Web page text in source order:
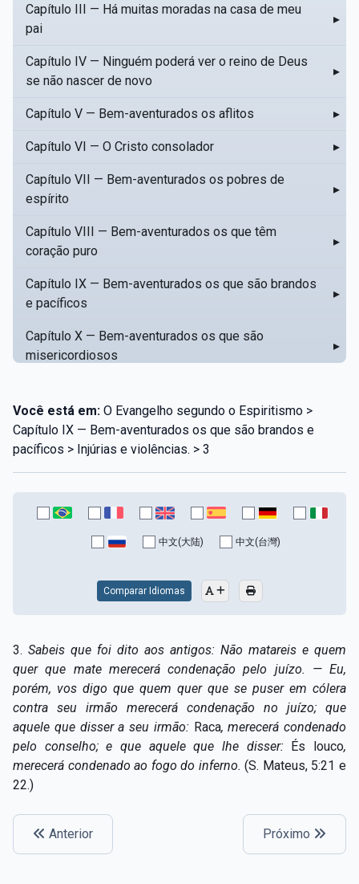
Capítulo III — Há muitas moradas na casa de meu
pai
▸
Capítulo IV — Ninguém poderá ver o reino de Deus
se não nascer de novo
▸
Capítulo V — Bem-aventurados os aflitos ▸
Capítulo VI — O Cristo consolador ▸
Capítulo VII — Bem-aventurados os pobres de
espírito
▸
Capítulo VIII — Bem-aventurados os que têm
coração puro
▸
Capítulo IX — Bem-aventurados os que são brandos
e pacíficos
▸
Capítulo X — Bem-aventurados os que são
misericordiosos
▸
Capítulo XII — Amai os vossos inimigos
Capítulo XIII — Não saiba a vossa mão esquerda o
que dê a vossa mão direita
Capítulo XIV — Honrai a vosso pai e a vossa mãe
Capítulo XV — Fora da caridade não há salvação
Capítulo XVIII — Muitos os chamados, poucos os
escolhidos
▸
Capítulo XIX — A fé transporta montanhas ▸
Capítulo XX — Os trabalhadores da última hora ▸
Capítulo XXI — Haverá falsos cristos e falsos
profetas
Capítulo XXII — Não separareis o que Deus juntou
Você está em: O Evangelho segundo o Espiritismo >
Capítulo IX — Bem-aventurados os que são brandos e
pacíficos > Injúrias e violências. > 3
中文(大陆) 中文(台灣)
Comparar Idiomas
3. Sabeis que foi dito aos antigos: Não matareis e quem
quer que mate merecerá condenação pelo juízo. — Eu,
porém, vos digo que quem quer que se puser em cólera
contra seu irmão merecerá condenação no juízo; que
aquele que disser a seu irmão: Raca, merecerá condenado
pelo conselho; e que aquele que lhe disser: És louco,
merecerá condenado ao fogo do inferno.(S. Mateus, 5:21 e
22.)
Anterior Próximo